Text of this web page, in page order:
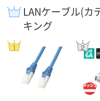
LANケーブル(カ
キング